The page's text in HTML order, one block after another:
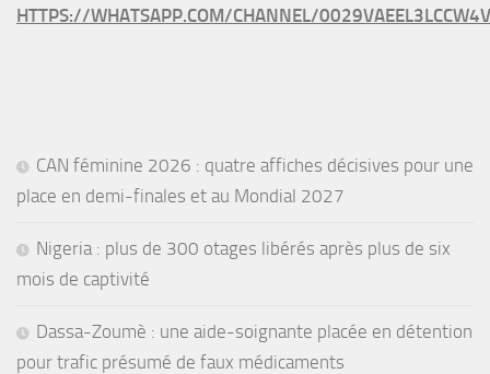
HTTPS://WHATSAPP.COM/CHANNEL/
CAN féminine 2026 : quatre affiches décisives pour une
place en demi-finales et au Mondial 2027
Nigeria : plus de 300 otages libérés après plus de six
mois de captivité
Dassa-Zoumè : une aide-soignante placée en détention
pour trafic présumé de faux médicaments